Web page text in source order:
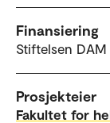
Finansiering
Stiftelsen DAM
Prosjekteier
Fakultet for